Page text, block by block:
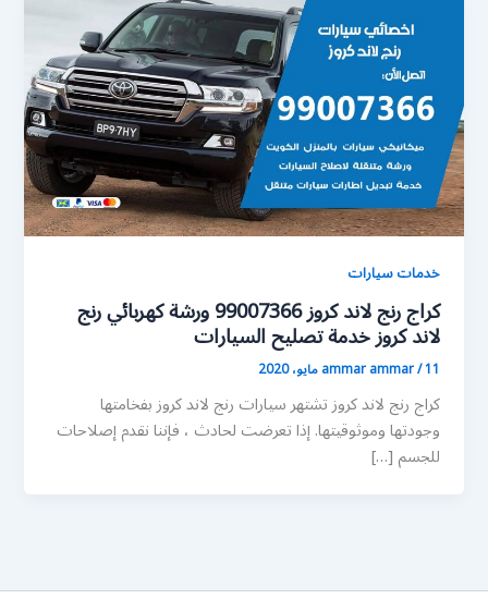
خدمات سيارات
كراج رنج لاند كروز 99007366 ورشة كهربائي رنج
لاند كروز خدمة تصليح السيارات
ammar ammar/11 مايو، 2020
كراج رنج لاند كروز تشتهر سيارات رنج لاند كروز بفخامتها
وجودتها وموثوقيتها. إذا تعرضت لحادث ، فإننا نقدم إصلاحات
للجسم […]